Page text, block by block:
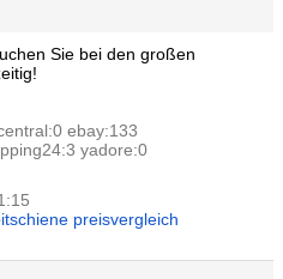
Sie bei den großen
ebay:133
yadore:0
preisvergleich